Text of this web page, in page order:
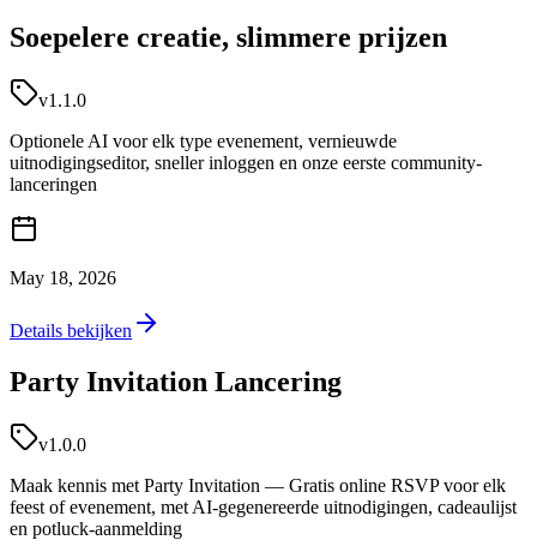
Soepelere creatie, slimmere prijzen
v1.1.0
Optionele AI voor elk type evenement, vernieuwde
uitnodigingseditor, sneller inloggen en onze eerste community-
lanceringen
May 18, 2026
Details bekijken
Party Invitation Lancering
v1.0.0
Maak kennis met Party Invitation — Gratis online RSVP voor elk
feest of evenement, met AI-gegenereerde uitnodigingen, cadeaulijst
en potluck-aanmelding